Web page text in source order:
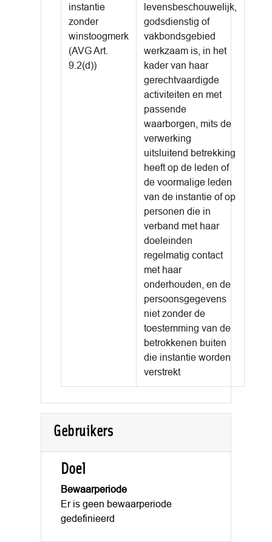
instantie
zonder
winstoogmerk
(AVG Art.
9.2(d))
levensbeschouwelijk,
godsdienstig of
vakbondsgebied
werkzaam is, in het
kader van haar
gerechtvaardigde
activiteiten en met
passende
waarborgen, mits de
verwerking
uitsluitend betrekking
heeft op de leden of
de voormalige leden
van de instantie of op
personen die in
verband met haar
doeleinden
regelmatig contact
met haar
onderhouden, en de
persoonsgegevens
niet zonder de
toestemming van de
betrokkenen buiten
die instantie worden
verstrekt
Gebruikers
Doel
Bewaarperiode
Er is geen bewaarperiode
gedefinieerd